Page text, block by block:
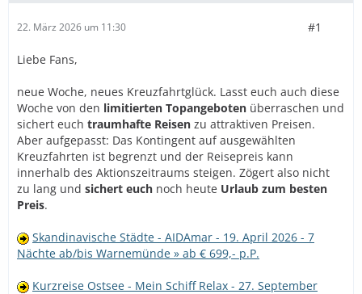
22. März 2026 um 11:30 #1
Liebe Fans,
neue Woche, neues Kreuzfahrtglück. Lasst euch auch diese
Woche von den limitierten Topangeboten überraschen und
sichert euch traumhafte Reisen zu attraktiven Preisen.
Aber aufgepasst: Das Kontingent auf ausgewählten
Kreuzfahrten ist begrenzt und der Reisepreis kann
innerhalb des Aktionszeitraums steigen. Zögert also nicht
zu lang und sichert euch noch heute Urlaub zum besten
Preis.
Skandinavische Städte - AIDAmar - 19. April 2026 - 7
Nächte ab/bis Warnemünde » ab € 699,- p.P.
Kurzreise Ostsee - Mein Schiff Relax - 27. September